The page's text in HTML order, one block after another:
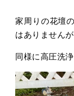
家周りの花壇
はありませんが
同様に高圧洗